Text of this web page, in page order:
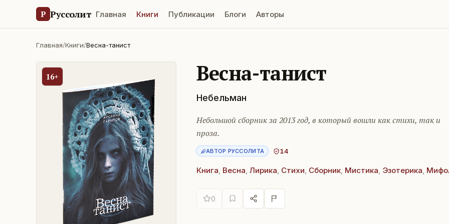
Р Руссолит Главная Книги Публикации Блоги Авторы
Главная/Книги/Весна-танист
16+ Весна-танист
Небельман
Небольшой сборник за 2013 год, в который вошли как стихи, так и
проза.
АВТОР РУССОЛИТА 14
Книга, Весна, Лирика, Стихи, Сборник, Мистика, Эзотерика,
0